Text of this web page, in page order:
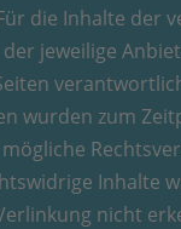
die Inhalte der
jeweilige
wurden zum
Inhalte
nicht